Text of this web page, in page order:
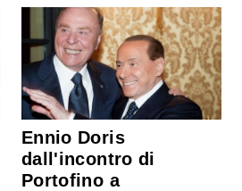
Ennio Doris
dall'incontro di
Portofino a